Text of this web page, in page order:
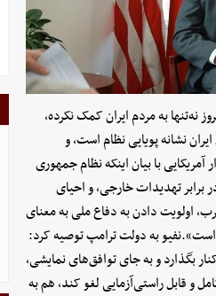
به مردم ایران کمک نکرده،
نشانه پویایی نظام است، و
با بیان اینکه نظام جمهوری
برابر تهدیدات خارجی، و احیای
اولویت دادن به دفاع ملی به معنای
به دولت ترامپ توصیه کرد:
بگذارد و به جای توافق‌های نمایشی،
و قابل راستی‌آزمایی لغو کند، هم به